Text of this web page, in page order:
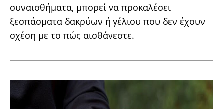
συναισθήματα, μπορεί να προκαλέσει
ξεσπάσματα δακρύων ή γέλιου που δεν έχουν
σχέση με το πώς αισθάνεστε.